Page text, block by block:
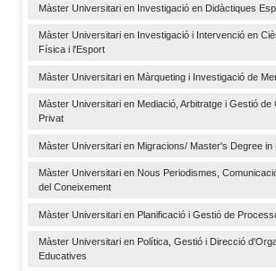
Màster Universitari en Investigació en Didàctiques
Màster Universitari en Investigació i Intervenció en
Física i l'Esport
Màster Universitari en Màrqueting i Investigació de
Màster Universitari en Mediació, Arbitratge i Gestió de
Privat
Màster Universitari en Migracions/ Master's Degree in
Màster Universitari en Nous Periodismes,
del Coneixement
Màster Universitari en Planificació i Gestió de
Màster Universitari en Política, Gestió i Direcció
Educatives